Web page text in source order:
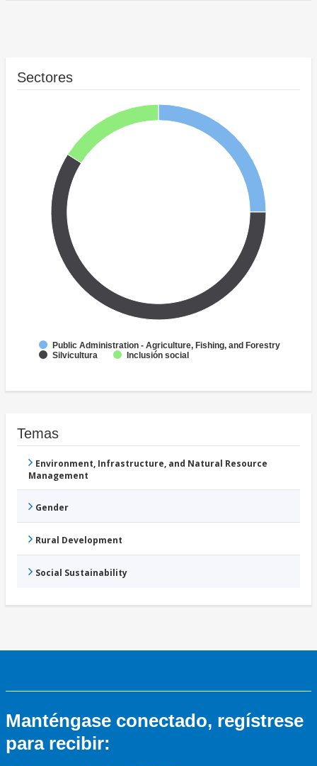
Sectores
Public Administration - Agriculture, Fishing, and Forestry
Silvicultura
Inclusión social
Temas
Environment, Infrastructure, and Natural Resource
Management
Gender
Rural Development
Social Sustainability
Manténgase conectado, regístrese
para recibir: